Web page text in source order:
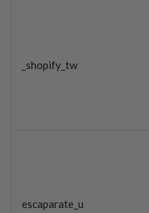
_shopify_tw
escaparate_u